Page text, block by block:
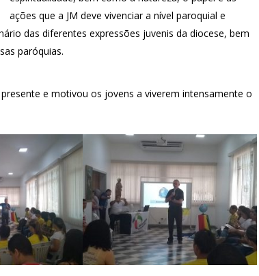
ações que a JM deve vivenciar a nível paroquial e
das diferentes expressões juvenis da diocese, bem
paróquias.
e motivou os jovens a viverem intensamente o